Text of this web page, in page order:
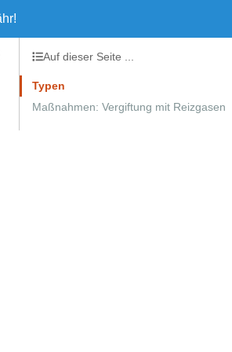
Auf dieser Seite ...
Typen
Maßnahmen: Vergiftung mit Reizgasen